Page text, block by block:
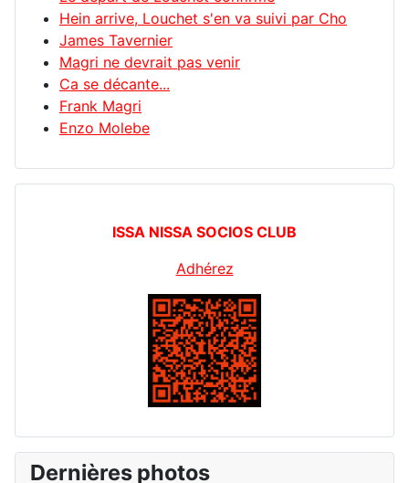
Hein arrive, Louchet s'en va suivi par Cho
James Tavernier
Magri ne devrait pas venir
Ca se décante...
Frank Magri
Enzo Molebe
ISSA NISSA SOCIOS CLUB
Adhérez
Dernières photos